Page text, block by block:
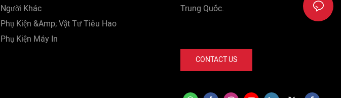
Người Khác
Phụ Kiện &amp; Vật Tư Tiêu Hao
Phụ Kiện Máy In
Trung Quốc.
CONTACT US